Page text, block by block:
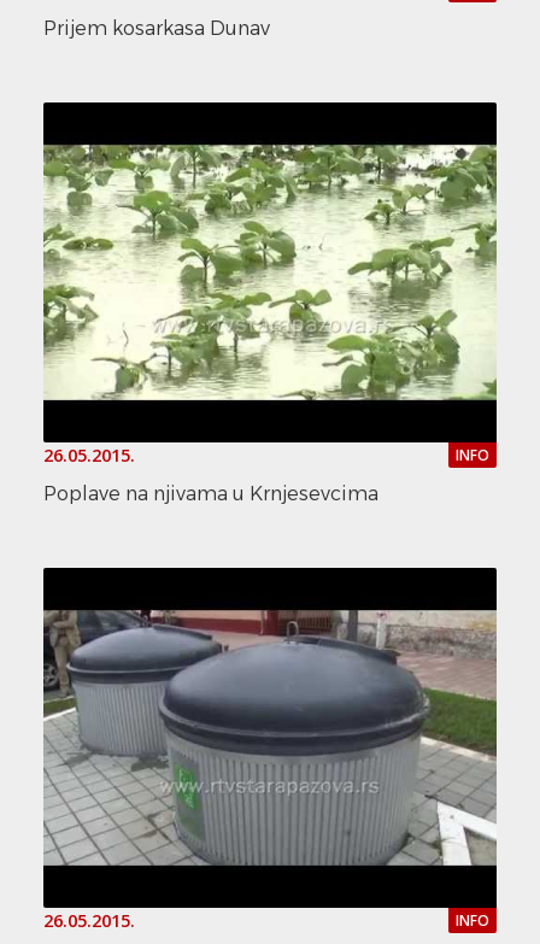
Prijem kosarkasa Dunav
26.05.2015. INFO
Poplave na njivama u Krnjesevcima
26.05.2015. INFO